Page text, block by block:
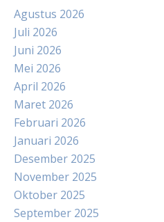
Agustus 2026
Juli 2026
Juni 2026
Mei 2026
April 2026
Maret 2026
Februari 2026
Januari 2026
Desember 2025
November 2025
Oktober 2025
September 2025